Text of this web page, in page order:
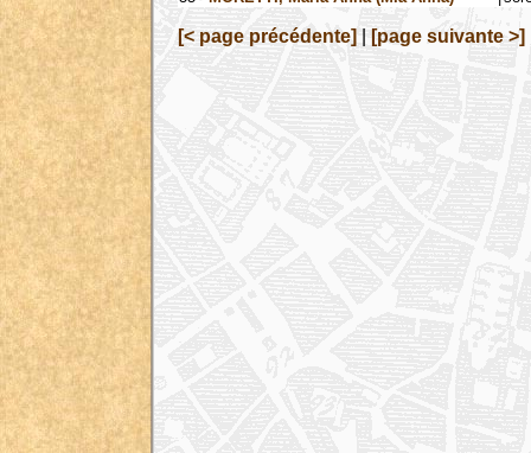
[< page précédente] [page suivante >]